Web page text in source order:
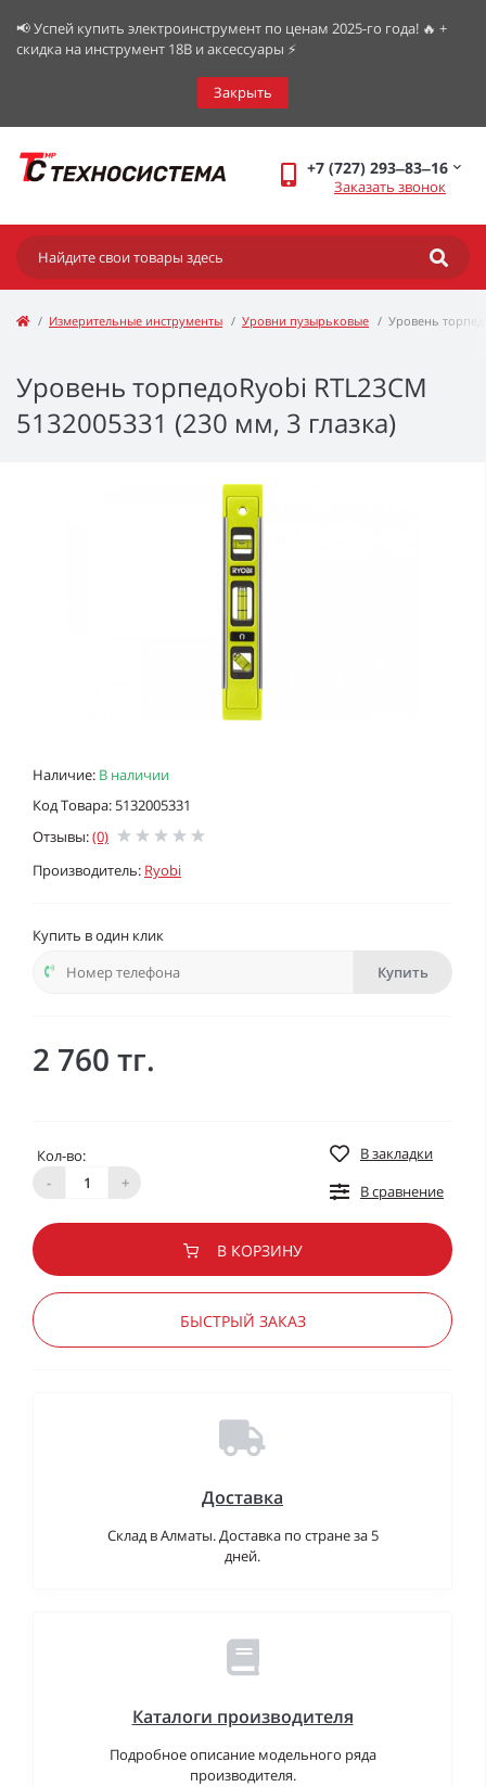
📢 Успей купить электроинструмент по ценам 2025-го года! 🔥 +
скидка на инструмент 18В и аксессуары ⚡️
Закрыть
+7 (727) 293‒83‒16
Заказать звонок
Измерительные инструменты Уровни пузырьковые Уровень
Уровень торпедоRyobi RTL23CM
5132005331 (230 мм, 3 глазка)
Наличие: В наличии
Код Товара: 5132005331
Отзывы:(0)
Производитель: Ryobi
Купить в один клик
Купить
2 760 тг.
Кол-во:
-
+
В закладки
В сравнение
В КОРЗИНУ
БЫСТРЫЙ ЗАКАЗ
Доставка
Склад в Алматы. Доставка по стране за 5
дней.
Каталоги производителя
Подробное описание модельного ряда
производителя.